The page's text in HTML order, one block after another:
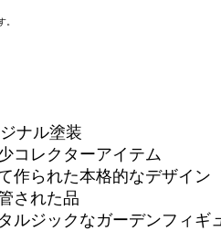
。
ナル塗装
コレクターアイテム
作られた本格的なデザイン
された品
ルジックなガーデンフィギ